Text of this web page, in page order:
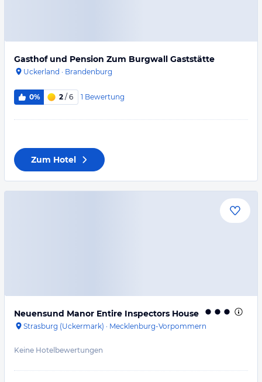
Gasthof und Pension Zum Burgwall Gaststätte
Uckerland · Brandenburg
0% 2 / 6 1 Bewertung
Zum Hotel
Neuensund Manor Entire Inspectors House
Strasburg (Uckermark) · Mecklenburg-Vorpommern
Keine Hotelbewertungen